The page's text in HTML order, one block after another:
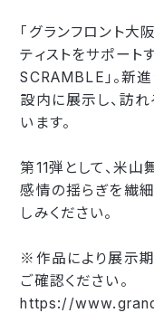
「グランフロント大
ティストをサポート
SCRAMBLE」。新
設内に展示し、訪
います。
第11弾として、米山
感情の揺らぎを繊
しみください。
※作品により展示
ご確認ください。
https://